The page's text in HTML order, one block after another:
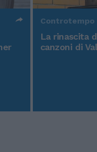
Controtempo
La rinascita
canzoni di